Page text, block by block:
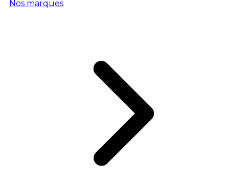
Nos marques